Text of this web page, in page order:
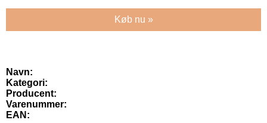
Køb nu »
Navn:
Kategori:
Producent:
Varenummer:
EAN: